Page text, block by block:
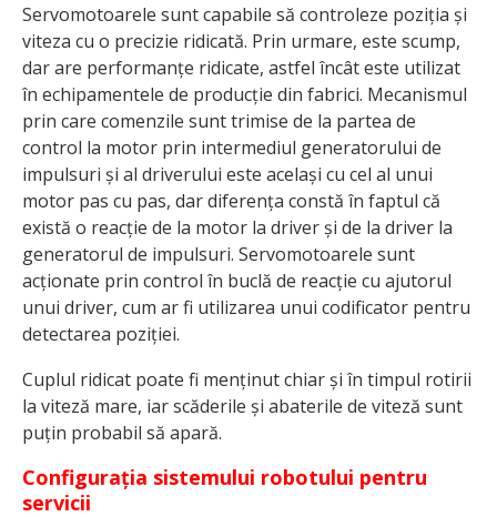
Servomotoarele sunt capabile să controleze poziția și
viteza cu o precizie ridicată. Prin urmare, este scump,
dar are performanțe ridicate, astfel încât este utilizat
în echipamentele de producție din fabrici. Mecanismul
prin care comenzile sunt trimise de la partea de
control la motor prin intermediul generatorului de
impulsuri și al driverului este același cu cel al unui
motor pas cu pas, dar diferența constă în faptul că
există o reacție de la motor la driver și de la driver la
generatorul de impulsuri. Servomotoarele sunt
acționate prin control în buclă de reacție cu ajutorul
unui driver, cum ar fi utilizarea unui codificator pentru
detectarea poziției.
Cuplul ridicat poate fi menținut chiar și în timpul rotirii
la viteză mare, iar scăderile și abaterile de viteză sunt
puțin probabil să apară.
Configurația sistemului robotului pentru
servicii